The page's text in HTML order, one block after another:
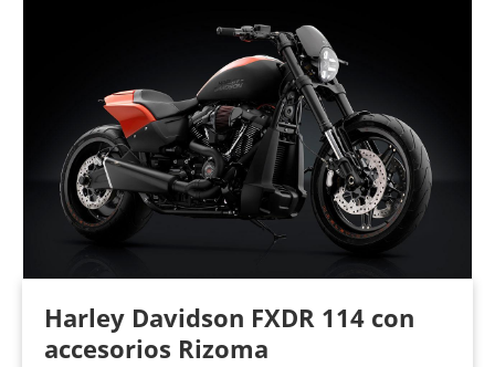
Harley Davidson FXDR 114 con
accesorios Rizoma